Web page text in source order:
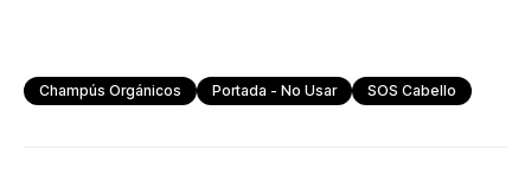
Champús Orgánicos Portada - No Usar SOS Cabello